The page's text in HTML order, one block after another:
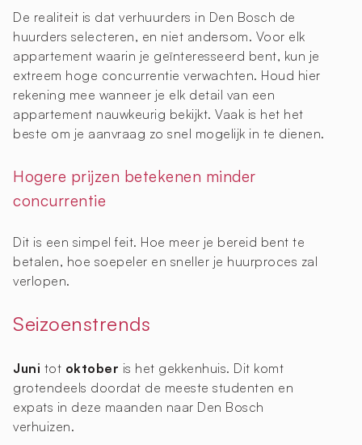
De realiteit is dat verhuurders in Den Bosch de
huurders selecteren, en niet andersom. Voor elk
appartement waarin je geïnteresseerd bent, kun je
extreem hoge concurrentie verwachten. Houd hier
rekening mee wanneer je elk detail van een
appartement nauwkeurig bekijkt. Vaak is het het
beste om je aanvraag zo snel mogelijk in te dienen.
Hogere prijzen betekenen minder
concurrentie
Dit is een simpel feit. Hoe meer je bereid bent te
betalen, hoe soepeler en sneller je huurproces zal
verlopen.
Seizoenstrends
Juni tot oktober is het gekkenhuis. Dit komt
grotendeels doordat de meeste studenten en
expats in deze maanden naar Den Bosch
verhuizen.